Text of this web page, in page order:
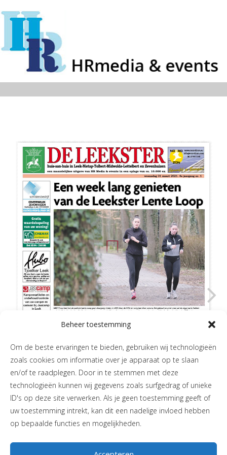
Beheer toestemming
Om de beste ervaringen te bieden, gebruiken wij technologieën
zoals cookies om informatie over je apparaat op te slaan
en/of te raadplegen. Door in te stemmen met deze
technologieën kunnen wij gegevens zoals surfgedrag of unieke
ID's op deze site verwerken. Als je geen toestemming geeft of
uw toestemming intrekt, kan dit een nadelige invloed hebben
op bepaalde functies en mogelijkheden.